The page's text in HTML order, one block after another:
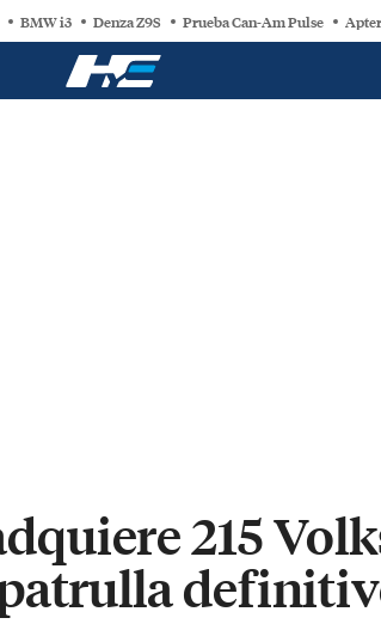
BMW i3 Denza Z9S Prueba Can-Am Pulse
215